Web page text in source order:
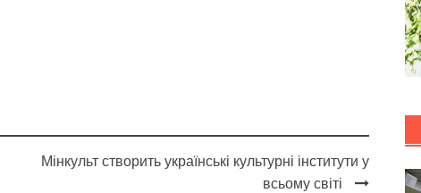
Мінкульт створить українські культурні інститути у
всьому світі